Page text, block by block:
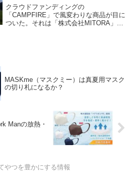
クラウドファンディングの
「CAMPFIRE」で風変わりな商品が目に
ついた。それは「株式会社MITORA」と
MASKme（マスクミー）は真夏用マスク
の切り札になるか？
Manの放熱・
やつを豊かにする情報